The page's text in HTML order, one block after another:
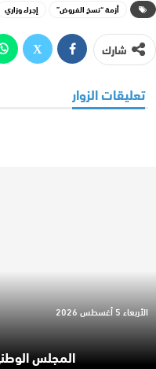
أزمة “نسخ الفروض” إجراء وزاري
شارك
تعليقات الزوار
المجلس
الأربعاء 5 أغسطس 2026